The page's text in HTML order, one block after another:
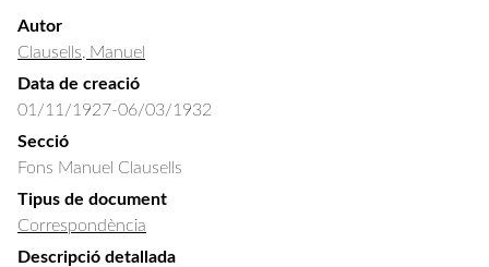
Autor
Clausells, Manuel
Data de creació
01/11/1927-06/03/1932
Secció
Fons Manuel Clausells
Tipus de document
Correspondència
Descripció detallada